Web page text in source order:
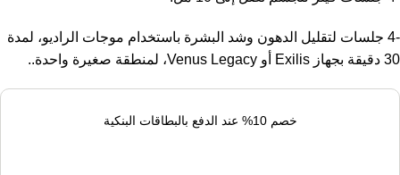
-4 جلسات لتقليل الدهون وشد البشرة باستخدام موجات الراديو، لمدة
30 دقيقة بجهاز Exilis أو Venus Legacy، لمنطقة صغيرة واحدة..
خصم 10% عند الدفع بالبطاقات البنكية